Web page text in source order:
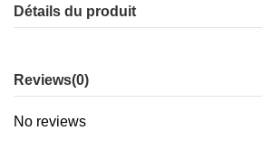
Détails du produit
Reviews(0)
No reviews